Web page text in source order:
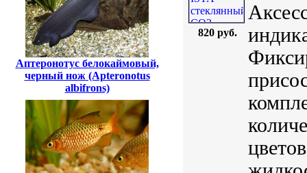
Аптеронотус белокаймовый,
черный нож (Apteronotus
albifrons)
820 руб.